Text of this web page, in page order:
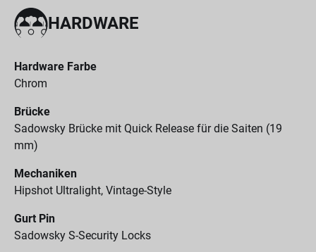
HARDWARE
Hardware Farbe
Chrom
Brücke
Sadowsky Brücke mit Quick Release für die Saiten (19
mm)
Mechaniken
Hipshot Ultralight, Vintage-Style
Gurt Pin
Sadowsky S-Security Locks